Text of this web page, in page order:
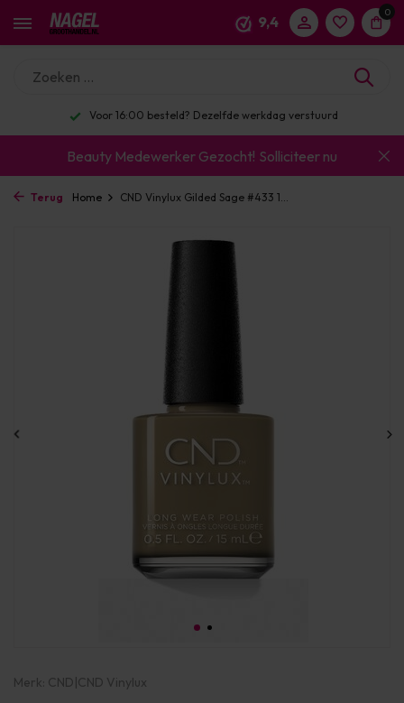
9,4
0
Voor 16:00 besteld? Dezelfde werkdag verstuurd
Beauty Medewerker Gezocht! Solliciteer nu
Terug Home CND Vinylux Gilded Sage #433 1...
Merk: CND|CND Vinylux